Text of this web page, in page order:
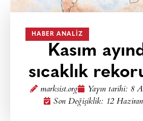
HABER ANALIZ
Kasım
sıcaklık
marksist.org Yayın tarihi: 8
Son Değişiklik: 12